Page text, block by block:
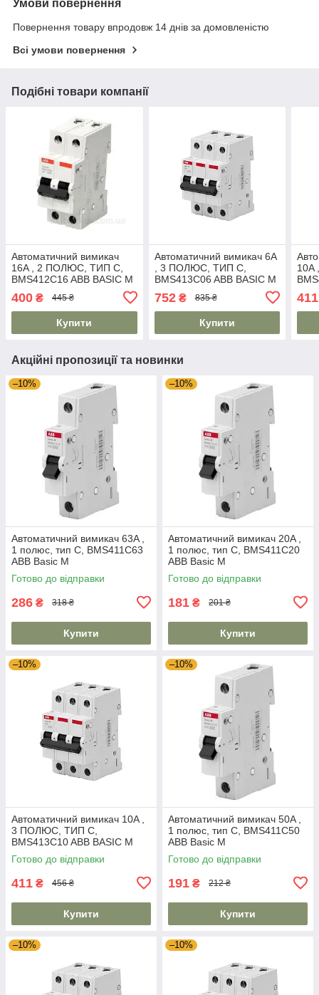
Умови повернення
Повернення товару впродовж 14 днів за домовленістю
Всі умови повернення
Подібні товари компанії
Автоматичний вимикач
16A , 2 ПОЛЮС, ТИП C,
BMS412C16 ABB BASIC M
400 ₴ 445 ₴
Купити
Автоматичний вимикач 6A
, 3 ПОЛЮС, ТИП C,
BMS413C06 ABB BASIC M
752₴ 835 ₴
Купити
411
Акційні пропозиції та новинки
–10%
Автоматичний вимикач 63A ,
1 полюс, тип C, BMS411C63
ABB Basic M
Готово до відправки
286 ₴ 318 ₴
Купити
–10%
Автоматичний вимикач 20A ,
1 полюс, тип C, BMS411C20
ABB Basic M
Готово до відправки
181 ₴ 201 ₴
Купити
–10%
Автоматичний вимикач 10A ,
3 ПОЛЮС, ТИП C,
BMS413C10 ABB BASIC M
Готово до відправки
411 ₴ 456 ₴
Купити
–10%
Автоматичний вимикач 50A ,
1 полюс, тип C, BMS411C50
ABB Basic M
Готово до відправки
191 ₴ 212 ₴
Купити
–10% –10%